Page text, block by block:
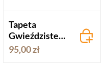
Tapeta
Gwieździste
niebo beż
95,00 zł